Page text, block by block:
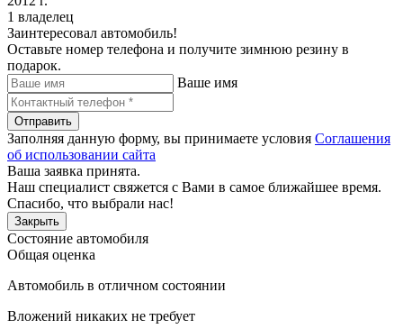
1 владелец
Заинтересовал автомобиль!
Оставьте номер телефона и получите зимнюю резину в
подарок.
Ваше имя
Отправить
Заполняя данную форму, вы принимаете условия Соглашения
об использовании сайта
Ваша заявка принята.
Наш специалист свяжется с Вами в самое ближайшее время.
Спасибо, что выбрали нас!
Закрыть
Состояние автомобиля
Общая оценка
Автомобиль в отличном состоянии
Вложений никаких не требует